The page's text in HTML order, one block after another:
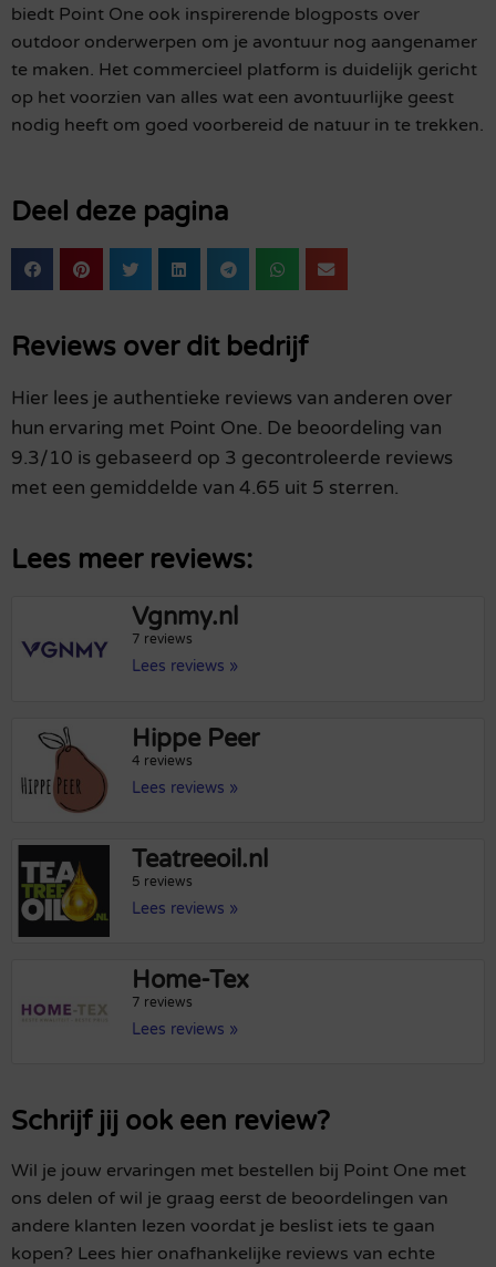
biedt Point One ook inspirerende blogposts over
outdoor onderwerpen om je avontuur nog aangenamer
te maken. Het commercieel platform is duidelijk gericht
op het voorzien van alles wat een avontuurlijke geest
nodig heeft om goed voorbereid de natuur in te trekken.
Deel deze pagina
Reviews over dit bedrijf
Hier lees je authentieke reviews van anderen over
hun ervaring met Point One. De beoordeling van
9.3/10 is gebaseerd op 3 gecontroleerde reviews
met een gemiddelde van 4.65 uit 5 sterren.
Lees meer reviews:
Vgnmy.nl
7 reviews
Lees reviews »
Hippe Peer
4 reviews
Lees reviews »
Teatreeoil.nl
5 reviews
Lees reviews »
Home-Tex
7 reviews
Lees reviews »
Schrijf jij ook een review?
Wil je jouw ervaringen met bestellen bij Point One met
ons delen of wil je graag eerst de beoordelingen van
andere klanten lezen voordat je beslist iets te gaan
kopen? Lees hier onafhankelijke reviews van echte